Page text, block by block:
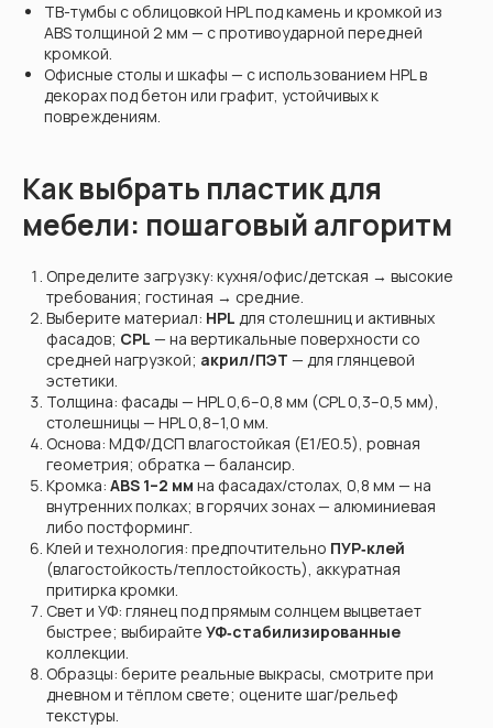
ТВ-тумбы с облицовкой HPL под камень и кромкой из
ABS толщиной 2 мм — с противоударной передней
кромкой.
Офисные столы и шкафы — с использованием HPL в
декорах под бетон или графит, устойчивых к
повреждениям.
Как выбрать пластик для
мебели: пошаговый алгоритм
Определите загрузку: кухня/офис/детская → высокие
требования; гостиная → средние.
Выберите материал: HPL для столешниц и активных
фасадов; CPL — на вертикальные поверхности со
средней нагрузкой; акрил/ПЭТ — для глянцевой
эстетики.
Толщина: фасады — HPL 0,6–0,8 мм (CPL 0,3–0,5 мм),
столешницы — HPL 0,8–1,0 мм.
Основа: МДФ/ДСП влагостойкая (E1/E0.5), ровная
геометрия; обратка — балансир.
Кромка: ABS 1–2 мм на фасадах/столах, 0,8 мм — на
внутренних полках; в горячих зонах — алюминиевая
либо постформинг.
Клей и технология: предпочтительно ПУР‑клей
(влагостойкость/теплостойкость), аккуратная
притирка кромки.
Свет и УФ: глянец под прямым солнцем выцветает
быстрее; выбирайте УФ‑стабилизированные
коллекции.
Образцы: берите реальные выкрасы, смотрите при
дневном и тёплом свете; оцените шаг/рельеф
текстуры.